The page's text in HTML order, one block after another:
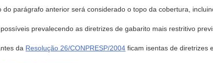
parágrafo anterior será considerado o topo da cobertura,
prevalecendo as diretrizes de gabarito mais restritivo
da Resolução 26/CONPRESP/2004 ficam isentas de diretrizes